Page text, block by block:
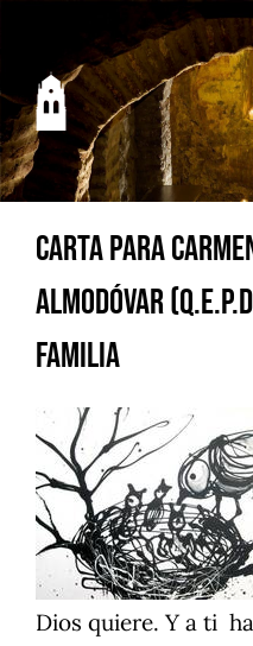
contenido
Carta para
Almodóvar
familia
Dios quiere. Y a ti